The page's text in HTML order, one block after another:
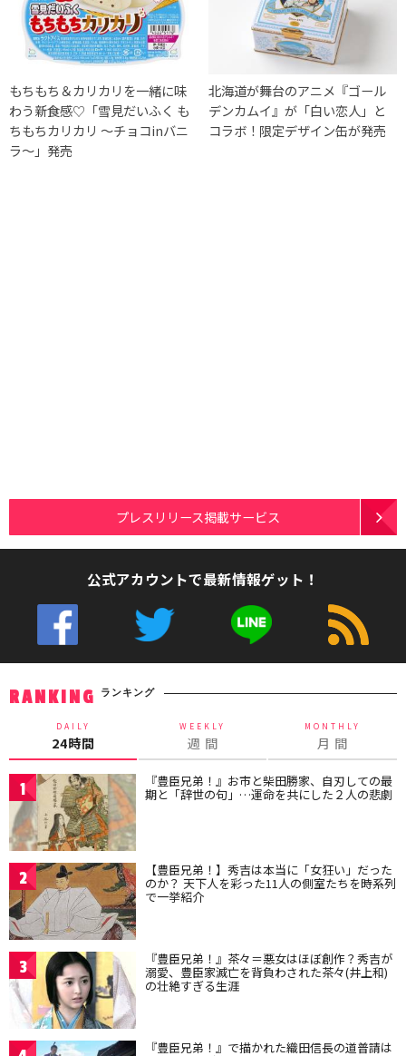
もちもち＆カリカリを一緒に味
わう新食感♡「雪見だいふく も
ちもちカリカリ ～チョコinバニ
ラ～」発売
北海道が舞台のアニメ『ゴール
デンカムイ』が「白い恋人」と
コラボ！限定デザイン缶が発売
プレスリリース掲載サービス
公式アカウントで最新情報ゲット！
RANKING ランキング
DAILY
24時間
WEEKLY
週 間
MONTHLY
月 間
1 『豊臣兄弟！』お市と柴田勝家、自刃しての最
期と「辞世の句」…運命を共にした２人の悲劇
2 【豊臣兄弟！】秀吉は本当に「女狂い」だった
のか？ 天下人を彩った11人の側室たちを時系列
で一挙紹介
3 『豊臣兄弟！』茶々＝悪女はほぼ創作？秀吉が
溺愛、豊臣家滅亡を背負わされた茶々(井上和)
の壮絶すぎる生涯
『豊臣兄弟！』で描かれた織田信長の道普請は